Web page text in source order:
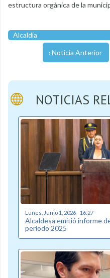
estructura orgánica de la
Alcaldía
‹ Noticia Anterior
NOTICIAS
Lunes, Junio 1, 2026 - 16:27
Alcaldesa emitió informe
periodo 2025